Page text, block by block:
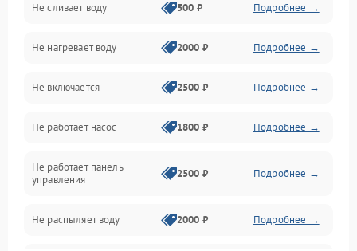
Электропитание
Датчики
Нагрев
Вода
Гигиена
Программное обеспечение
Не сливает воду 500 ₽ Подробнее →
Не нагревает воду 2000 ₽ Подробнее →
Не включается 2500 ₽ Подробнее →
Не работает насос 1800 ₽ Подробнее →
Не работает панель
управления
2500 ₽ Подробнее →
Не распыляет воду 2000 ₽ Подробнее →